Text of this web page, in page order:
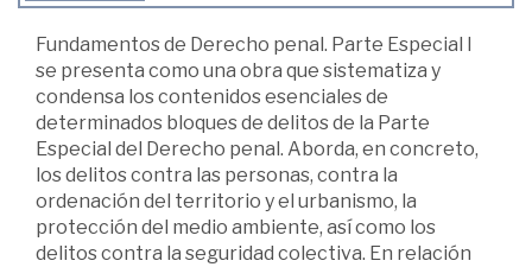
Fundamentos de Derecho penal. Parte Especial I
se presenta como una obra que sistematiza y
condensa los contenidos esenciales de
determinados bloques de delitos de la Parte
Especial del Derecho penal. Aborda, en concreto,
los delitos contra las personas, contra la
ordenación del territorio y el urbanismo, la
protección del medio ambiente, así como los
delitos contra la seguridad colectiva. En relación